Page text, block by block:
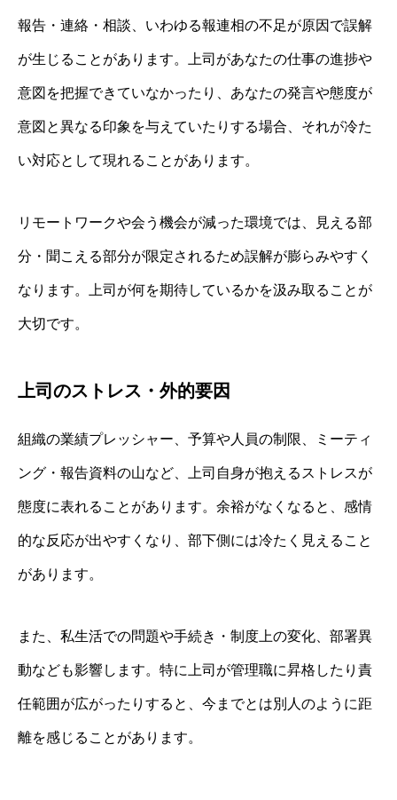
報告・連絡・相談、いわゆる報連相の不足が原因で誤解
が生じることがあります。上司があなたの仕事の進捗や
意図を把握できていなかったり、あなたの発言や態度が
意図と異なる印象を与えていたりする場合、それが冷た
い対応として現れることがあります。
リモートワークや会う機会が減った環境では、見える部
分・聞こえる部分が限定されるため誤解が膨らみやすく
なります。上司が何を期待しているかを汲み取ることが
大切です。
上司のストレス・外的要因
組織の業績プレッシャー、予算や人員の制限、ミーティ
ング・報告資料の山など、上司自身が抱えるストレスが
態度に表れることがあります。余裕がなくなると、感情
的な反応が出やすくなり、部下側には冷たく見えること
があります。
また、私生活での問題や手続き・制度上の変化、部署異
動なども影響します。特に上司が管理職に昇格したり責
任範囲が広がったりすると、今までとは別人のように距
離を感じることがあります。